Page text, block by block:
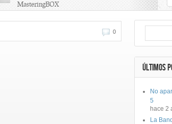
MasteringBOX
Yalp crea Fono, Lleva la escena DJ a
0
ÚLTIMOS
No
5
hace 2
La